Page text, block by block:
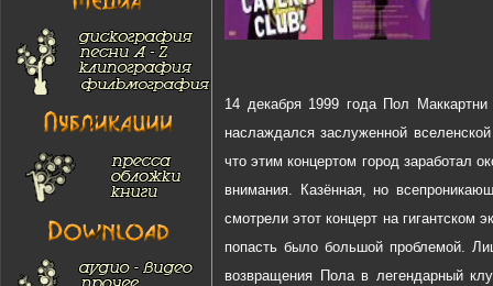
14 декабря 1999 года Пол
наслаждался заслуженной
что этим концертом город заработал
внимания. Казённая, но
смотрели этот концерт на
попасть было большой проблемой.
возвращения Пола в легендарный